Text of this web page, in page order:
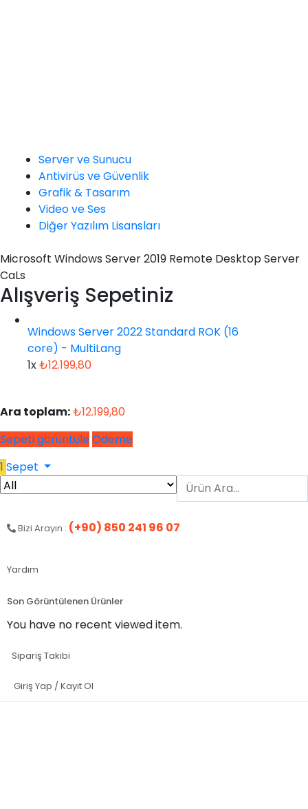
Server ve Sunucu
Antivirüs ve Güvenlik
Grafik & Tasarım
Video ve Ses
Diğer Yazılım Lisansları
Microsoft Windows Server 2019 Remote Desktop Server
CaLs
Alışveriş Sepetiniz
Windows Server 2022 Standard ROK (16
core) - MultiLang
1x₺12.199,80
Ara toplam:₺12.199,80
Sepeti görüntüleÖdeme
1 Sepet
Bizi Arayın : (+90) 850 241 96 07
Yardım
Son Görüntülenen Ürünler
You have no recent viewed item.
Sipariş Takibi
Giriş Yap / Kayıt Ol